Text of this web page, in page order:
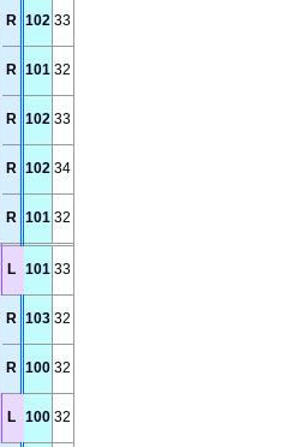
R 102 33
R 101 32
R 102 33
R 102 34
R 101 32
L 101 33
R 103 32
R 100 32
L 100 32